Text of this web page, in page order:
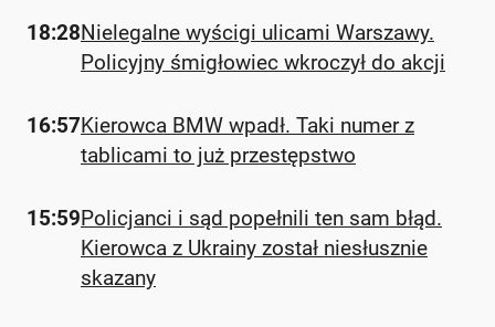
18:28Nielegalne wyścigi ulicami Warszawy.
Policyjny śmigłowiec wkroczył do akcji
16:57Kierowca BMW wpadł. Taki numer z
tablicami to już przestępstwo
15:59Policjanci i sąd popełnili ten sam błąd.
Kierowca z Ukrainy został niesłusznie
skazany